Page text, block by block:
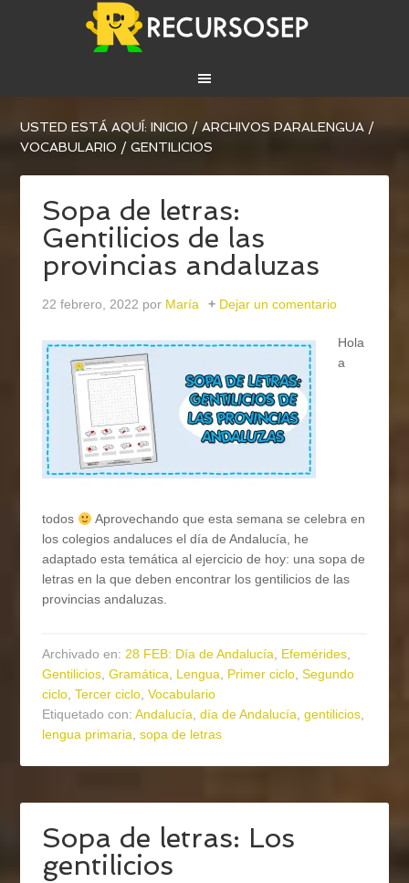
USTED ESTÁ AQUÍ:INICIO / ARCHIVOS PARALENGUA /
VOCABULARIO / GENTILICIOS
Sopa de letras:
Gentilicios de las
provincias andaluzas
22 febrero, 2022 por María Dejar un comentario
Hola
a
todos
Aprovechando que esta semana se celebra en
los colegios andaluces el día de Andalucía, he
adaptado esta temática al ejercicio de hoy: una sopa de
letras en la que deben encontrar los gentilicios de las
provincias andaluzas.
Archivado en:28 FEB: Día de Andalucía, Efemérides,
Gentilicios,Gramática, Lengua, Primer ciclo,Segundo
ciclo,Tercer ciclo,Vocabulario
Etiquetado con:Andalucía,día de Andalucía,gentilicios,
lengua primaria,sopa de letras
Sopa de letras: Los
gentilicios